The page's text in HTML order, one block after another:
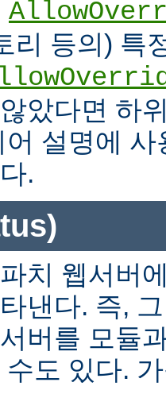
리 등의) 특
았다면 하
설명에
.
치 웹서버
낸다. 즉,
버를 모듈
도 있다.